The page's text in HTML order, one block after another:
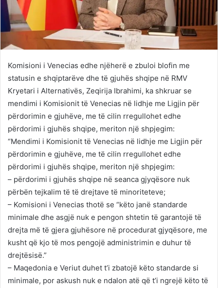
Komisioni i Venecias edhe njëherë e zbuloi blofin me
statusin e shqiptarëve dhe të gjuhës shqipe në RMV
Kryetari i Alternativës, Zeqirija Ibrahimi, ka shkruar se
mendimi i Komisionit të Venecias në lidhje me Ligjin për
përdorimin e gjuhëve, me të cilin rregullohet edhe
përdorimi i gjuhës shqipe, meriton një shpjegim:
“Mendimi i Komisionit të Venecias në lidhje me Ligjin për
përdorimin e gjuhëve, me të cilin rregullohet edhe
përdorimi i gjuhës shqipe, meriton një shpjegim:
– përdorimi i gjuhës shqipe në seanca gjyqësore nuk
përbën tejkalim të të drejtave të minoriteteve;
– Komisioni i Venecias thotë se “këto janë standarde
minimale dhe asgjë nuk e pengon shtetin të garantojë të
drejta më të gjera gjuhësore në procedurat gjyqësore, me
kusht që kjo të mos pengojë administrimin e duhur të
drejtësisë.”
– Maqedonia e Veriut duhet t’i zbatojë këto standarde si
minimale, por askush nuk e ndalon atë që t’i ngrejë këto të